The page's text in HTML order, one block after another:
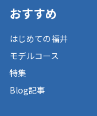
おすすめ
はじめての福井
モデルコース
特集
Blog記事